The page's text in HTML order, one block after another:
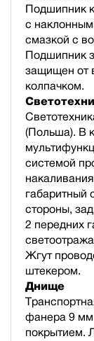
Подшипник
с
смазкой с
Подшипник
защищен от
колпачком.
(Польша). В
cистемой
габаритный
стороны,
2 передних
Жгут
штекером.
Днище
фанера 9 мм
покрытием.